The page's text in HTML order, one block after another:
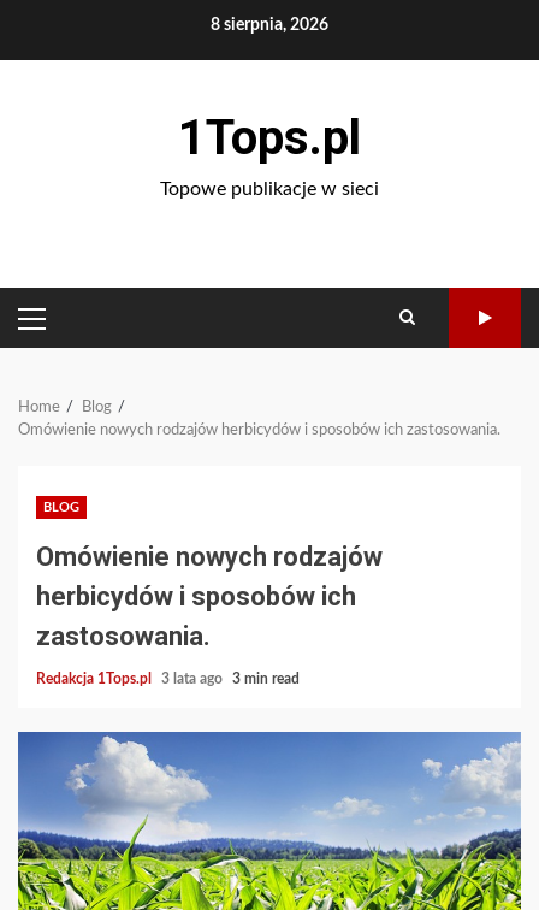
8 sierpnia, 2026
1Tops.pl
Topowe publikacje w sieci
PRIMARY
MENU
Home
Blog
Omówienie nowych rodzajów herbicydów i sposobów ich zastosowania.
BLOG
Omówienie nowych rodzajów
herbicydów i sposobów ich
zastosowania.
Redakcja 1Tops.pl 3 lata ago 3 min read